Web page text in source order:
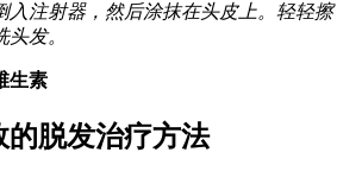
入注射器，然后涂抹在头皮上。轻轻擦
发。
生素
的脱发治疗方法